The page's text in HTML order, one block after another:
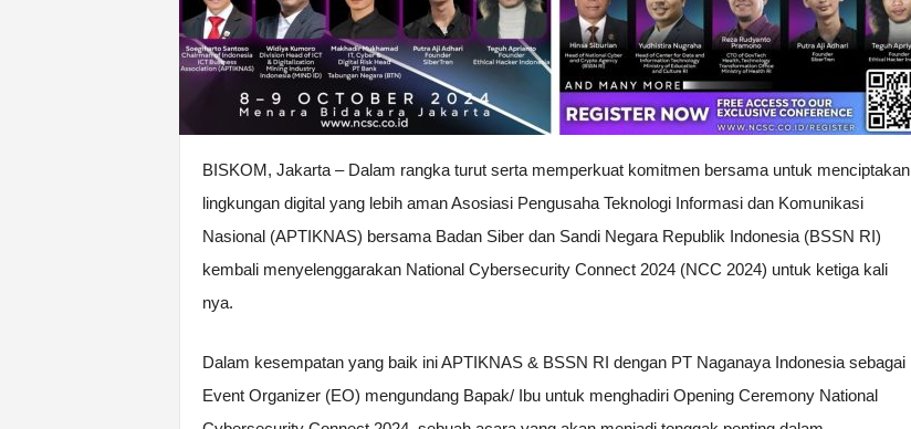
BISKOM, Jakarta – Dalam rangka turut serta memperkuat komitmen bersama untuk menciptakan
lingkungan digital yang lebih aman Asosiasi Pengusaha Teknologi Informasi dan Komunikasi
Nasional (APTIKNAS) bersama Badan Siber dan Sandi Negara Republik Indonesia (BSSN RI)
kembali menyelenggarakan National Cybersecurity Connect 2024 (NCC 2024) untuk ketiga kali
nya.
Dalam kesempatan yang baik ini APTIKNAS & BSSN RI dengan PT Naganaya Indonesia sebagai
Event Organizer (EO) mengundang Bapak/ Ibu untuk menghadiri Opening Ceremony National